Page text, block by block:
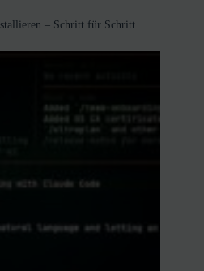
– Schritt für Schritt